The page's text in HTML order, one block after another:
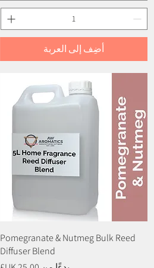
أضِف إلى العربة
العرض السريع
Pomegranate & Nutmeg Bulk Reed
Diffuser Blend